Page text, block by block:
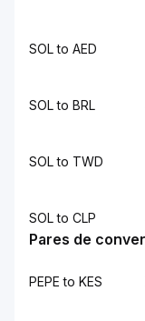
SOL to AED
SOL to BRL
SOL to TWD
SOL to CLP
Pares de
PEPE to KES